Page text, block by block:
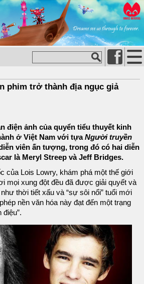
phim trở thành địa ngục giả
điện ảnh của quyển tiểu thuyết kinh
ở Việt Nam với tựaNgười truyền
viên ấn tượng, trong đó có hai diễn
là Meryl Streep và Jeff Bridges.
của Lois Lowry, khám phá một thế giới
mọi xung đột đều đã được giải quyết và
thời tiết xấu và “sự sôi nổi” tuổi mới
nền văn hóa này đạt đến một trạng